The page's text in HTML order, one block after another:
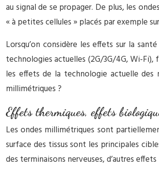
au signal de se propager. De plus, les
« à petites cellules » placés par exemple
Lorsqu’on considère les effets sur la
technologies actuelles (2G/3G/4G, Wi-
les effets de la technologie actuelle des
millimétriques ?
Effets thermiques, effets
Les ondes millimétriques sont
surface des tissus sont les principales
des terminaisons nerveuses, d’autres